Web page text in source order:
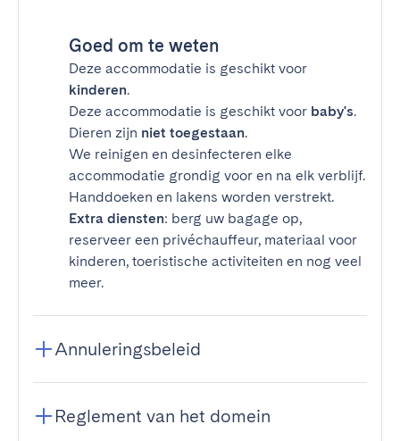
Goed om te weten
Deze accommodatie is geschikt voor
kinderen.
Deze accommodatie is geschikt voor baby's.
Dieren zijn niet toegestaan.
We reinigen en desinfecteren elke
accommodatie grondig voor en na elk verblijf.
Handdoeken en lakens worden verstrekt.
Extra diensten: berg uw bagage op,
reserveer een privéchauffeur, materiaal voor
kinderen, toeristische activiteiten en nog veel
meer.
Annuleringsbeleid
Reglement van het domein